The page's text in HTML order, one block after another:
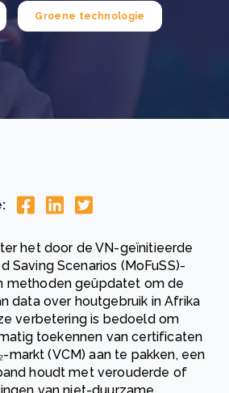
Groene technologie
het door de VN-geïnitieerde
Saving Scenarios (MoFuSS)-
methoden geüpdatet om de
data over houtgebruik in Afrika
verbetering is bedoeld om
toekennen van certificaten
markt (VCM) aan te pakken, een
houdt met verouderde of